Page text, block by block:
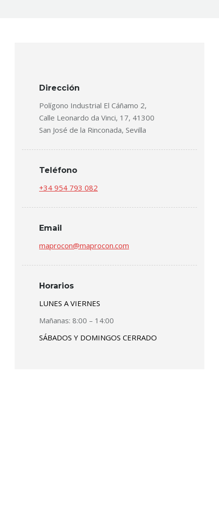
Dirección
Polígono Industrial El Cáñamo 2,
Calle Leonardo da Vinci, 17, 41300
San José de la Rinconada, Sevilla
Teléfono
+34 954 793 082
Email
maprocon@maprocon.com
Horarios
LUNES A VIERNES
Mañanas: 8:00 – 14:00
SÁBADOS Y DOMINGOS CERRADO